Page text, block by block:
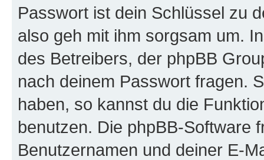
Passwort ist dein Schlüssel zu
also geh mit ihm sorgsam um.
des Betreibers, der phpBB
nach deinem Passwort fragen.
haben, so kannst du die
benutzen. Die phpBB-Software
Benutzernamen und deiner E-